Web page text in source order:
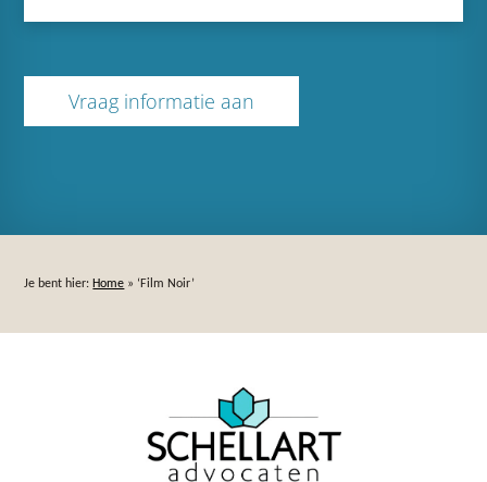
Je bent hier: Home » ‘Film Noir’